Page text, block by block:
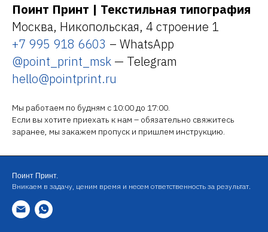
Поинт Принт | Текстильная типография
Москва, Никопольская, 4 строение 1
+7 995 918 6603 – WhatsApp
@point_print_msk — Telegram
hello@pointprint.ru
Мы работаем по будням с 10:00 до 17:00.
Если вы хотите приехать к нам – обязательно свяжитесь
заранее, мы закажем пропуск и пришлем инструкцию.
Поинт Принт.
Вникаем в задачу, ценим время и несем ответственность за результат.